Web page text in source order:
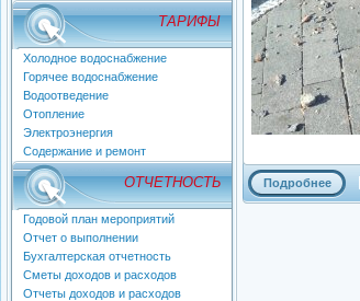
ТАРИФЫ
Холодное водоснабжение
Горячее водоснабжение
Водоотведение
Отопление
Электроэнергия
Содержание и ремонт
ОТЧЕТНОСТЬ
Годовой план мероприятий
Отчет о выполнении
Бухгалтерская отчетность
Сметы доходов и расходов
Отчеты доходов и расходов
Подробнее